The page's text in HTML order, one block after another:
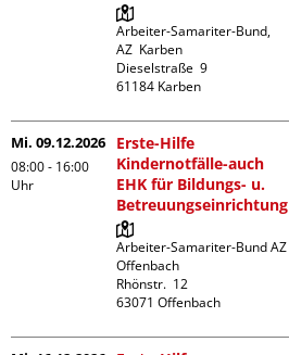
Arbeiter-Samariter-Bund,
AZ  Karben
Dieselstraße  9
Mi. 09.12.2026
08:00 - 16:00
Uhr
Erste-Hilfe
Kindernotfälle-auch
EHK für Bildungs- u.
Betreuungseinrichtung
Arbeiter-Samariter-Bund AZ
Offenbach
Rhönstr.  12